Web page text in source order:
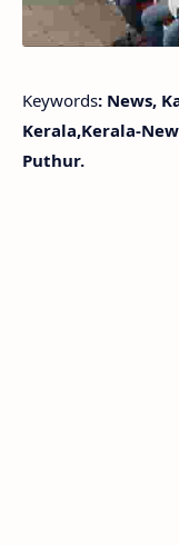
Keywords: News,
Kerala,Kerala-
Puthur.